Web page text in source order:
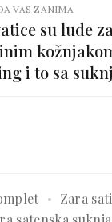
VAS ZANIMA
su lude
i to sa
Zara